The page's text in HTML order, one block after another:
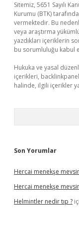
Sitemiz, 5651 Sayılı
Kurumu (BTK)
vermektedir. Bu
veya araştırma
yazdıkları içeriklerin
bu sorumluluğu kabul
Hukuka ve yasal
içerikleri,
halinde, ilgili içerikler
Son Yorumlar
Hercai menekşe
Hercai menekşe
Helmintler nedir tıp ?